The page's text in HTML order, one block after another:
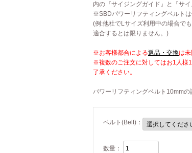
内の『サイジングガイド』と『サ
※SBDパワーリフティングベルトは
(例:他社でLサイズ利用中の場合で
適合するとは限りません。)
※お客様都合による返品・交換は未
※複数のご注文に対してはお1人様
了承ください。
パワーリフティングベルト10mmの
ベルト(Belt)：
数量：